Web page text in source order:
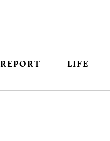
REPORT LIFE